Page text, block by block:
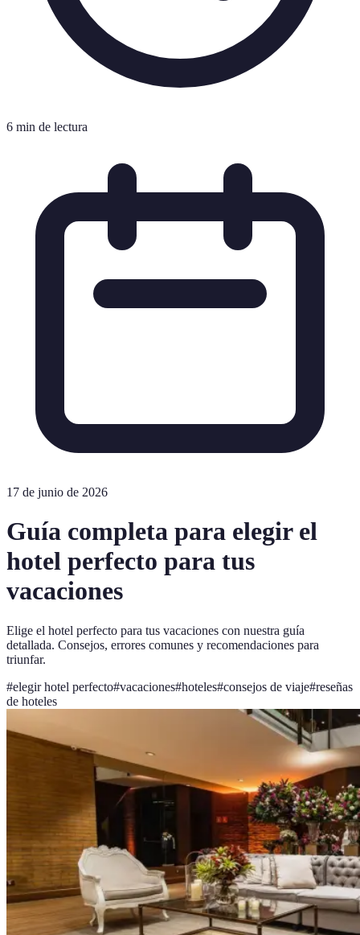
6 min de lectura
17 de junio de 2026
Guía completa para elegir el
hotel perfecto para tus
vacaciones
Elige el hotel perfecto para tus vacaciones con nuestra guía
detallada. Consejos, errores comunes y recomendaciones para
triunfar.
#elegir hotel perfecto#vacaciones#hoteles#consejos de viaje#reseñas
de hoteles